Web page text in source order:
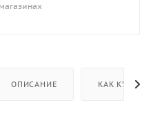
ОПИСАНИЕ КАК КУПИТЬ